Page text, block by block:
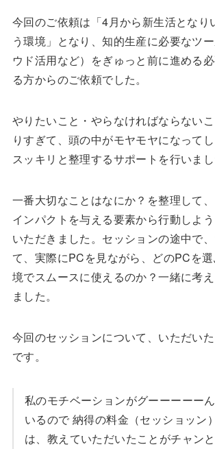
今回のご依頼は「4月から新生活となり
う環境」となり、知的生産に必要なツ
ウド活用など）をぎゅっと前に進める
る方からのご依頼でした。
やりたいこと・やらなければならない
りすぎて、頭の中がモヤモヤになって
スッキリと整理するサポートを行いまし
一番大切なことはなにか？を整理して
インパクトを与える要素から行動しよ
いただきました。セッションの途中で
て、実際にPCを見ながら、どのPCを
境でスムースに使えるのか？一緒に考
ました。
今回のセッションについて、いただい
です。
私のモチベーションがグーーーーー
いるので 納得の料金（セッショッン
は、教えていただいたことがチャン